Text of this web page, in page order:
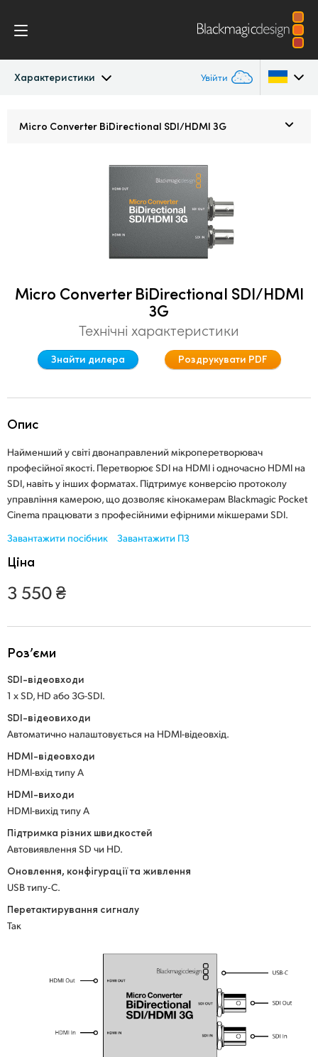
Характеристики Увійти
Denmark
Finland
France
India
Italy
Japan
Korea
Norway
Portugal
South Africa
Spain
Sweden
Chinese Taipei
United Kingdom
Micro Converter BiDirectional SDI/HDMI 3G
Micro Converter BiDirectional SDI/HDMI
3G
Технічні характеристики
Знайти дилера Роздрукувати PDF
Опис
Найменший у світі двонаправлений мікроперетворювач
професійної якості. Перетворює SDI на HDMI і одночасно HDMI на
SDI, навіть у інших форматах. Підтримує конверсію протоколу
управління камерою, що дозволяє кінокамерам Blackmagic Pocket
Cinema працювати з професійними ефірними мікшерами SDI.
Завантажити посібник
Завантажити ПЗ
Ціна
3 550 ₴
Роз’єми
SDI-відеовходи
1 x SD, HD або 3G-SDI.
SDI-відеовиходи
Автоматично налаштовується на HDMI-відеовхід.
HDMI-відеовходи
HDMI-вхід типу A
HDMI-виходи
HDMI-вихід типу A
Підтримка різних швидкостей
Автовиявлення SD чи HD.
Оновлення, конфігурації та живлення
USB типу‑C.
Перетактирування сигналу
Так